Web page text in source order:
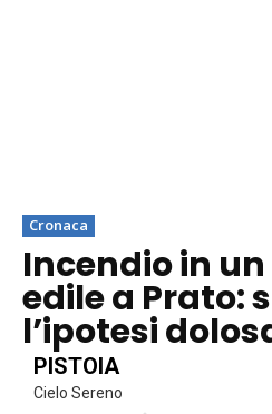
Cronaca
Incendio in
edile a Prato:
l’ipotesi
PISTOIA
Cielo Sereno